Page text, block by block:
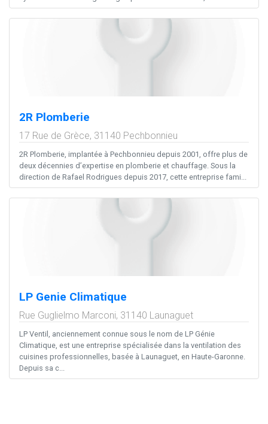
2R Plomberie
17 Rue de Grèce, 31140 Pechbonnieu
2R Plomberie, implantée à Pechbonnieu depuis 2001, offre plus de
deux décennies d’expertise en plomberie et chauffage. Sous la
direction de Rafael Rodrigues depuis 2017, cette entreprise fami...
LP Genie Climatique
Rue Guglielmo Marconi, 31140 Launaguet
LP Ventil, anciennement connue sous le nom de LP Génie
Climatique, est une entreprise spécialisée dans la ventilation des
cuisines professionnelles, basée à Launaguet, en Haute-Garonne.
Depuis sa c...